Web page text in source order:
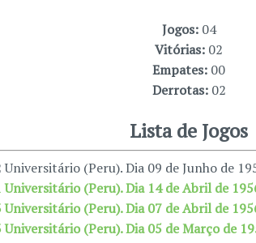
Jogos: 04
Vitórias: 02
Empates: 00
Derrotas:02
Lista de Jogos
Universitário (Peru). Dia 09 de Junho de
Universitário (Peru). Dia 14 de Abril de
Universitário (Peru). Dia 07 de Abril de
Universitário (Peru). Dia 05 de Março de